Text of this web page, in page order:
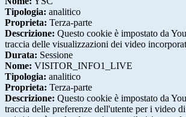
Tipologia: analitico
Proprieta: Terza-parte
Descrizione: Questo cookie è impostato da
traccia delle visualizzazioni dei video
Durata: Sessione
Nome: VISITOR_INFO1_LIVE
Tipologia: analitico
Proprieta: Terza-parte
Descrizione: Questo cookie è impostato da
traccia delle preferenze dell'utente per i video